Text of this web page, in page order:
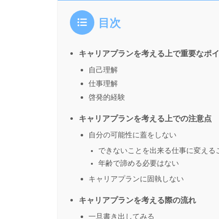
目次
キャリアプランを考える上で重要なポ
自己理解
仕事理解
啓発的経験
キャリアプランを考える上での注意点
自分の可能性に蓋をしない
できないことを出来る仕事に変える
年齢で諦める必要はない
キャリアプランに固執しない
キャリアプランを考える際の流れ
一旦書き出してみる